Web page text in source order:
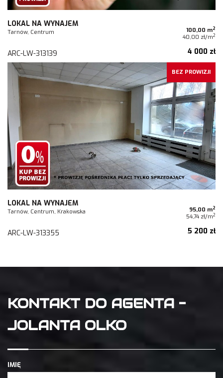
LOKAL NA WYNAJEM
Tarnów, Centrum 100,00 m2
40,00 zł/m2
ARC-LW-313139 4 000 zł
BEZ PROWIZJI
LOKAL NA WYNAJEM
Tarnów, Centrum, Krakowska 95,00 m2
54,74 zł/m2
ARC-LW-313355 5 200 zł
KONTAKT DO AGENTA -
JOLANTA OLKO
IMIĘ